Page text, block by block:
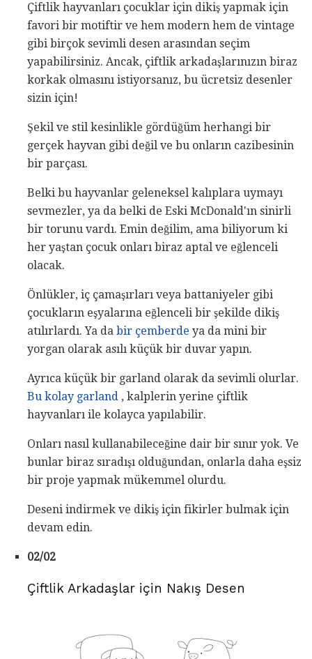
Çiftlik hayvanları çocuklar için dikiş yapmak için
favori bir motiftir ve hem modern hem de vintage
gibi birçok sevimli desen arasından seçim
yapabilirsiniz. Ancak, çiftlik arkadaşlarınızın biraz
korkak olmasını istiyorsanız, bu ücretsiz desenler
sizin için!
Şekil ve stil kesinlikle gördüğüm herhangi bir
gerçek hayvan gibi değil ve bu onların cazibesinin
bir parçası.
Belki bu hayvanlar geleneksel kalıplara uymayı
sevmezler, ya da belki de Eski McDonald'ın sinirli
bir torunu vardı. Emin değilim, ama biliyorum ki
her yaştan çocuk onları biraz aptal ve eğlenceli
olacak.
Önlükler, iç çamaşırları veya battaniyeler gibi
çocukların eşyalarına eğlenceli bir şekilde dikiş
atılırlardı. Ya da bir çemberde ya da mini bir
yorgan olarak asılı küçük bir duvar yapın.
Ayrıca küçük bir garland olarak da sevimli olurlar.
Bu kolay garland , kalplerin yerine çiftlik
hayvanları ile kolayca yapılabilir.
Onları nasıl kullanabileceğine dair bir sınır yok. Ve
bunlar biraz sıradışı olduğundan, onlarla daha eşsiz
bir proje yapmak mükemmel olurdu.
Deseni indirmek ve dikiş için fikirler bulmak için
devam edin.
02/02
Çiftlik Arkadaşlar için Nakış Desen